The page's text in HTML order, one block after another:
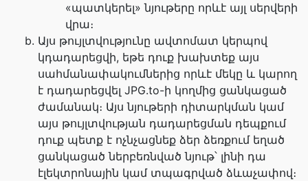
«պատկերել» նյութերը որևէ այլ սերվերի
վրա։
Այս թույլտվությունը ավտոմատ կերպով
կդադարեցվի, եթե դուք խախտեք այս
սահմանափակումներից որևէ մեկը և կարող
է դադարեցվել JPG.to-ի կողմից ցանկացած
ժամանակ։ Այս նյութերի դիտարկման կամ
այս թույլտվության դադարեցման դեպքում
դուք պետք է ոչնչացնեք ձեր ձեռքում եղած
ցանկացած ներբեռնված նյութ՝ լինի դա
էլեկտրոնային կամ տպագրված ձևաչափով։